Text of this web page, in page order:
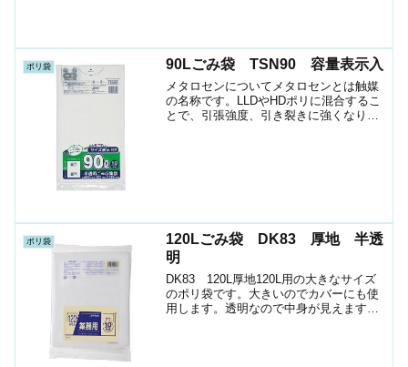
ポリ袋 90Lごみ袋 TSN90 容量表示入
メタロセンについてメタロセンとは触媒
の名称です。LLDやHDポリに混合するこ
とで、引張強度、引き裂きに強くなりま
ポリ袋
120Lごみ袋 DK83 厚地 半透
明
DK83 120L厚地120L用の大きなサイズ
のポリ袋です。大きいのでカバーにも使
用します。透明なので中身が見えますメ